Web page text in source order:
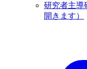
研究者主導
開きます）